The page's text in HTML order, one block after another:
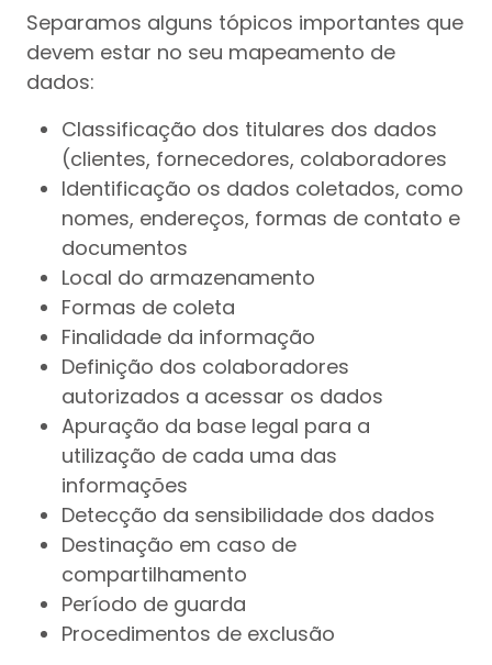
Separamos alguns tópicos importantes que
devem estar no seu mapeamento de
dados:
Classificação dos titulares dos dados
(clientes, fornecedores, colaboradores
Identificação os dados coletados, como
nomes, endereços, formas de contato e
documentos
Local do armazenamento
Formas de coleta
Finalidade da informação
Definição dos colaboradores
autorizados a acessar os dados
Apuração da base legal para a
utilização de cada uma das
informações
Detecção da sensibilidade dos dados
Destinação em caso de
compartilhamento
Período de guarda
Procedimentos de exclusão